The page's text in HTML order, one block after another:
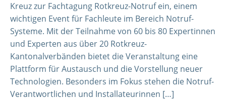
Kreuz zur Fachtagung Rotkreuz-Notruf ein, einem
wichtigen Event für Fachleute im Bereich Notruf-
Systeme. Mit der Teilnahme von 60 bis 80 Expertinnen
und Experten aus über 20 Rotkreuz-
Kantonalverbänden bietet die Veranstaltung eine
Plattform für Austausch und die Vorstellung neuer
Technologien. Besonders im Fokus stehen die Notruf-
Verantwortlichen und Installateurinnen […]